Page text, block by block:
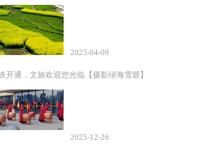
2025-04-09
开通，文旅欢迎您光临【摄影绿海雪塬】
2025-12-26